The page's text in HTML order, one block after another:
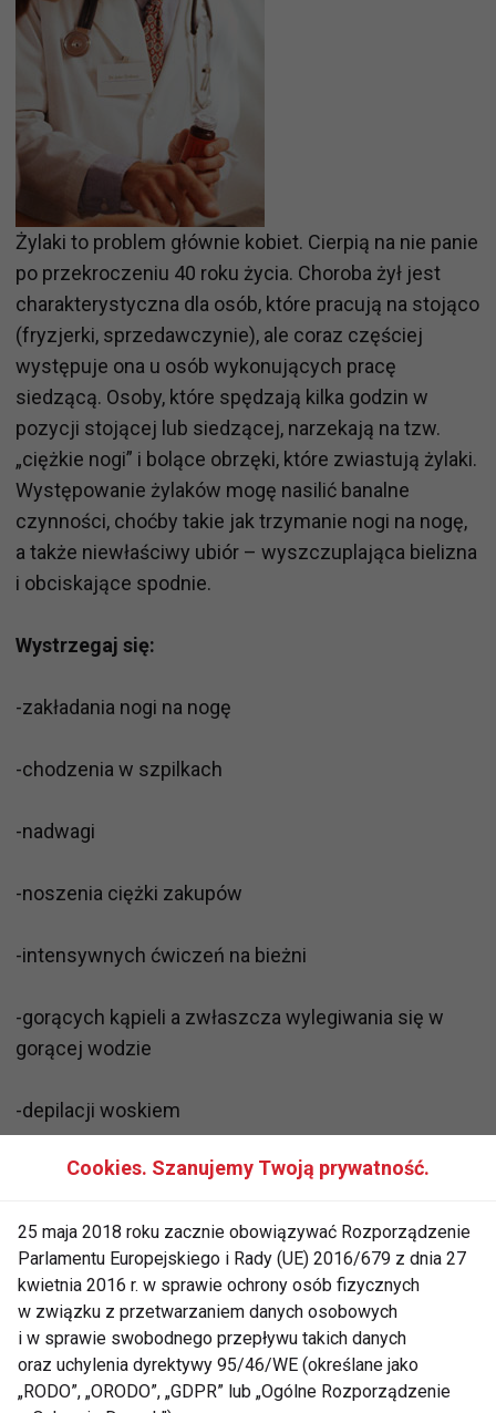
Żylaki to problem głównie kobiet. Cierpią na nie panie
po przekroczeniu 40 roku życia. Choroba żył jest
charakterystyczna dla osób, które pracują na stojąco
(fryzjerki, sprzedawczynie), ale coraz częściej
występuje ona u osób wykonujących pracę
siedzącą. Osoby, które spędzają kilka godzin w
pozycji stojącej lub siedzącej, narzekają na tzw.
„ciężkie nogi” i bolące obrzęki, które zwiastują żylaki.
Występowanie żylaków mogę nasilić banalne
czynności, choćby takie jak trzymanie nogi na nogę,
a także niewłaściwy ubiór – wyszczuplająca bielizna
i obciskające spodnie.
Wystrzegaj się:
-zakładania nogi na nogę
-chodzenia w szpilkach
-nadwagi
-noszenia ciężki zakupów
-intensywnych ćwiczeń na bieżni
-gorących kąpieli a zwłaszcza wylegiwania się w
gorącej wodzie
-depilacji woskiem
-uciskających podkolanówek
-soli
Zadbaj o nogi:
Cookies. Szanujemy Twoją prywatność.
25 maja 2018 roku zacznie obowiązywać Rozporządzenie
Parlamentu Europejskiego i Rady (UE) 2016/679 z dnia 27
kwietnia 2016 r. w sprawie ochrony osób fizycznych
w związku z przetwarzaniem danych osobowych
i w sprawie swobodnego przepływu takich danych
oraz uchylenia dyrektywy 95/46/WE (określane jako
„RODO”, „ORODO”, „GDPR” lub „Ogólne Rozporządzenie